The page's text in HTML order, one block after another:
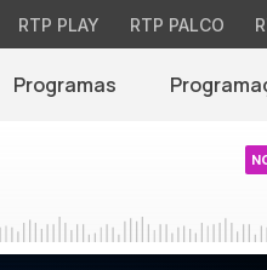
RTP PLAY RTP PALCO
Programas